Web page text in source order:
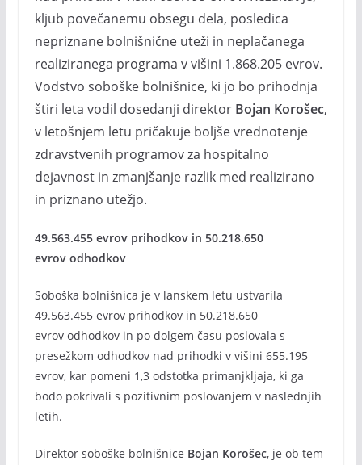
kljub povečanemu obsegu dela, posledica
nepriznane bolnišnične uteži in neplačanega
realiziranega programa v višini 1.868.205 evrov.
Vodstvo soboške bolnišnice, ki jo bo prihodnja
štiri leta vodil dosedanji direktor Bojan Korošec,
v letošnjem letu pričakuje boljše vrednotenje
zdravstvenih programov za hospitalno
dejavnost in zmanjšanje razlik med realizirano
in priznano utežjo.
49.563.455 evrov prihodkov in 50.218.650
evrov odhodkov
Soboška bolnišnica je v lanskem letu ustvarila
49.563.455 evrov prihodkov in 50.218.650
evrov odhodkov in po dolgem času poslovala s
presežkom odhodkov nad prihodki v višini 655.195
evrov, kar pomeni 1,3 odstotka primanjkljaja, ki ga
bodo pokrivali s pozitivnim poslovanjem v naslednjih
letih.
Direktor soboške bolnišnice Bojan Korošec, je ob tem